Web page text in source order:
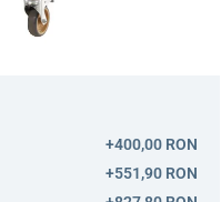
+400,00 RON
+551,90 RON